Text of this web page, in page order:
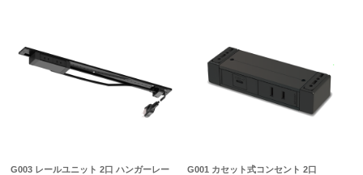
G003 レールユニット 2口 ハンガーレー
G001 カセット式コンセント 2口